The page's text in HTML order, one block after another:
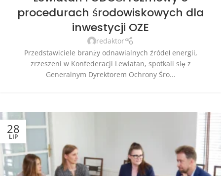
procedurach środowiskowych dla
inwestycji OZE
redaktor
Przedstawiciele branży odnawialnych źródeł energii,
zrzeszeni w Konfederacji Lewiatan, spotkali się z
Generalnym Dyrektorem Ochrony Śro...
28
LIP